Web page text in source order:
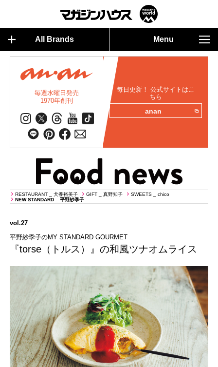
All Brands Menu
毎週水曜日発売
1970年創刊
毎日更新！ 公式サイトはこ
ちら
anan
RESTAURANT _ 犬養裕美子 GIFT _ 真野知子
SWEETS _ chico
NEW STANDARD _ 平野紗季子
vol.27
平野紗季子のMY STANDARD GOURMET
『torse（トルス）』の和風ツナオムライス